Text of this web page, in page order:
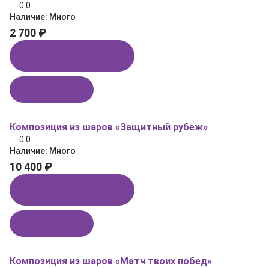
0.0
Наличие: Много
2 700 ₽
Композиция из шаров «Защитный рубеж»
0.0
Наличие: Много
10 400 ₽
Композиция из шаров «Матч твоих побед»